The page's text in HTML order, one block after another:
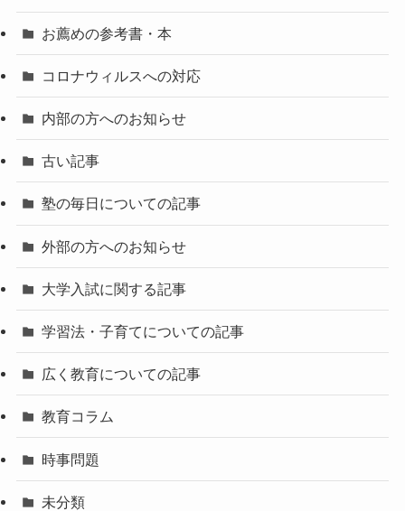
お薦めの参考書・本
コロナウィルスへの対応
内部の方へのお知らせ
古い記事
塾の毎日についての記事
外部の方へのお知らせ
大学入試に関する記事
学習法・子育てについての記事
広く教育についての記事
教育コラム
時事問題
未分類